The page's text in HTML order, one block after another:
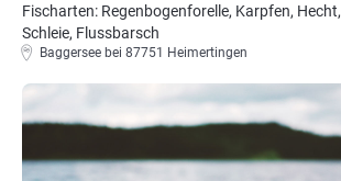
Fischarten: Regenbogenforelle, Karpfen, Hecht,
Schleie, Flussbarsch
Baggersee bei 87751 Heimertingen